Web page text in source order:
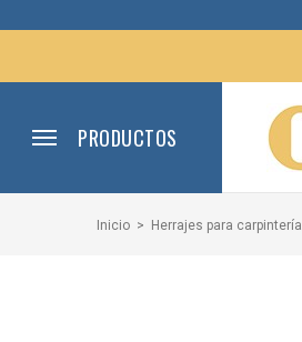
PRODUCTOS
Inicio Herrajes para carpintería